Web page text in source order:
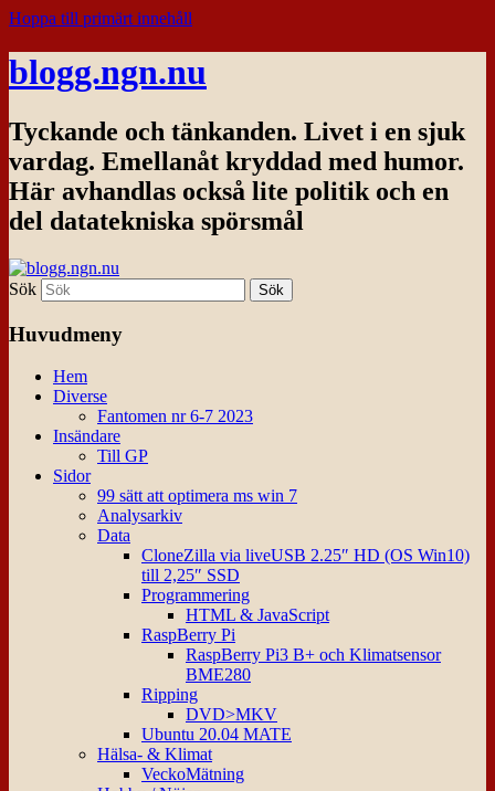
Hoppa till primärt innehåll
blogg.ngn.nu
Tyckande och tänkanden. Livet i en sjuk
vardag. Emellanåt kryddad med humor.
Här avhandlas också lite politik och en
del datatekniska spörsmål
Sök
Huvudmeny
Hem
Diverse
Fantomen nr 6-7 2023
Insändare
Till GP
Sidor
99 sätt att optimera ms win 7
Analysarkiv
Data
CloneZilla via liveUSB 2.25″ HD (OS Win10)
till 2,25″ SSD
Programmering
HTML & JavaScript
RaspBerry Pi
RaspBerry Pi3 B+ och Klimatsensor
BME280
Ripping
DVD>MKV
Ubuntu 20.04 MATE
Hälsa- & Klimat
VeckoMätning